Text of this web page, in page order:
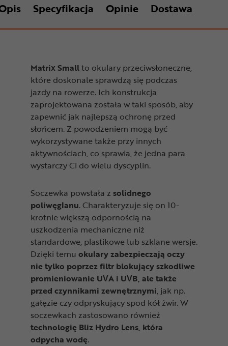
Specyfikacja Opinie Dostawa
Matrix Smallto okulary przeciwsłoneczne,
które doskonale sprawdzą się podczas
jazdy na rowerze. Ich konstrukcja
zaprojektowana została w taki sposób, aby
zapewnić jak najlepszą ochronę przed
słońcem. Z powodzeniem mogą być
wykorzystywane także przy innych
aktywnościach, co sprawia, że jedna para
wystarczy Ci do wielu dyscyplin.
Soczewka powstała z solidnego
poliwęglanu. Charakteryzuje się on 10-
krotnie większą odpornością na
uszkodzenia mechaniczne niż
standardowe, plastikowe lub szklane wersje.
Dzięki temu okulary zabezpieczają oczy
nie tylko poprzez filtr blokujący szkodliwe
promieniowanie UVA i UVB, ale także
przed czynnikami zewnętrznymi, jak np.
gałęzie czy odpryskujący spod kół żwir. W
soczewkach zastosowano również
technologię Bliz Hydro Lens, która
odpycha wodę.